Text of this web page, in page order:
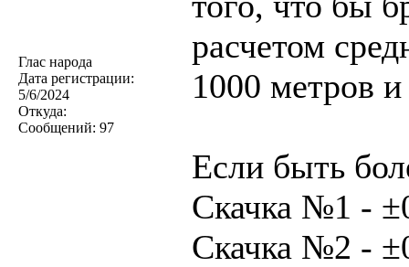
Глас народа
Дата регистрации:
5/6/2024
Откуда:
Сообщений: 97
расчетом
1000 метров и
Если быть
Скачка №1 -
Скачка №2 -